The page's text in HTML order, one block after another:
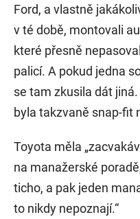
Ford, a vlastně
v té době, montovali
které přesně
palicí. A pokud jedna
se tam zkusila dát
byla takzvaně snap-fit
Toyota měla
na manažerské
ticho, a pak jeden
to nikdy nepoznají.“